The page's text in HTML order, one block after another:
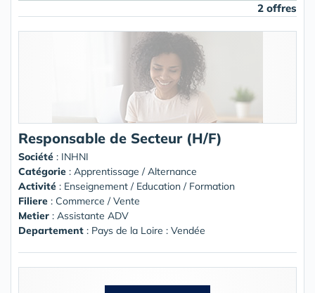
2 offres
Responsable de Secteur (H/F)
Société : INHNI
Catégorie : Apprentissage / Alternance
Activité : Enseignement / Education / Formation
Filiere : Commerce / Vente
Metier : Assistante ADV
Departement : Pays de la Loire : Vendée